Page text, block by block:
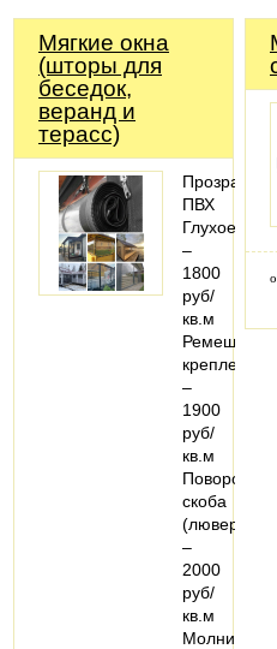
Мягкие окна
(шторы для
беседок,
веранд и
терасс)
Прозрачный
ПВХ
Глухое
–
1800
руб/
кв.м
Ремешковое
крепление
–
1900
руб/
кв.м
Поворотная
скоба
(люверс)
–
2000
руб/
кв.м
Молния